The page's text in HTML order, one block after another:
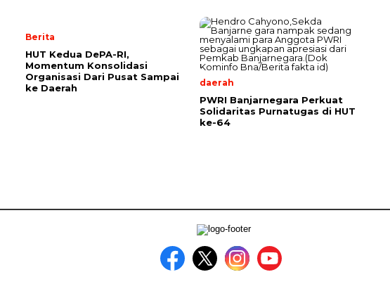
Berita
HUT Kedua DePA-RI,
Momentum Konsolidasi
Organisasi Dari Pusat Sampai
ke Daerah
daerah
PWRI Banjarnegara Perkuat
Solidaritas Purnatugas di HUT
ke-64